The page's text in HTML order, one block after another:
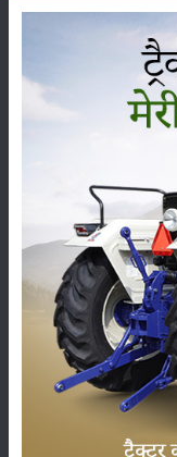
कृषि यंत्र
सम्पादकीय